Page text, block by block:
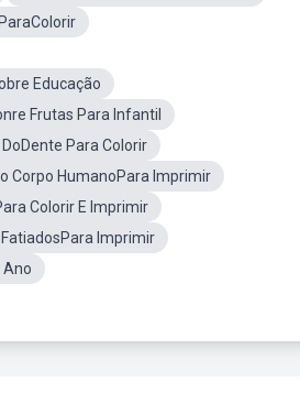
Educação
Frutas Para Infantil
Para Colorir
Corpo HumanoPara Imprimir
Colorir E Imprimir
Imprimir
Ano